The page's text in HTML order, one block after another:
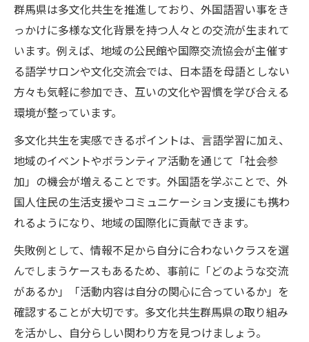
群馬県は多文化共生を推進しており、外国語習い事をき
っかけに多様な文化背景を持つ人々との交流が生まれて
います。例えば、地域の公民館や国際交流協会が主催す
る語学サロンや文化交流会では、日本語を母語としない
方々も気軽に参加でき、互いの文化や習慣を学び合える
環境が整っています。
多文化共生を実感できるポイントは、言語学習に加え、
地域のイベントやボランティア活動を通じて「社会参
加」の機会が増えることです。外国語を学ぶことで、外
国人住民の生活支援やコミュニケーション支援にも携わ
れるようになり、地域の国際化に貢献できます。
失敗例として、情報不足から自分に合わないクラスを選
んでしまうケースもあるため、事前に「どのような交流
があるか」「活動内容は自分の関心に合っているか」を
確認することが大切です。多文化共生群馬県の取り組み
を活かし、自分らしい関わり方を見つけましょう。